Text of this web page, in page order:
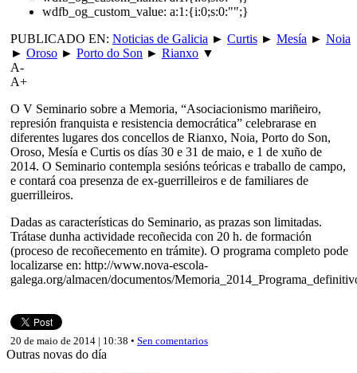
wdfb_og_custom_value: a:1:{i:0;s:0:"";}
PUBLICADO EN: Noticias de Galicia ► Curtis ► Mesía ► Noia
► Oroso ► Porto do Son ► Rianxo ▼
A-
A+
O V Seminario sobre a Memoria, “Asociacionismo mariñeiro,
represión franquista e resistencia democrática” celebrarase en
diferentes lugares dos concellos de Rianxo, Noia, Porto do Son,
Oroso, Mesía e Curtis os días 30 e 31 de maio, e 1 de xuño de
2014. O Seminario contempla sesións teóricas e traballo de campo,
e contará coa presenza de ex-guerrilleiros e de familiares de
guerrilleiros.
Dadas as características do Seminario, as prazas son limitadas.
Trátase dunha actividade recoñecida con 20 h. de formación
(proceso de recoñecemento en trámite). O programa completo pode
localizarse en: http://www.nova-escola-
galega.org/almacen/documentos/
20 de maio de 2014 | 10:38 • Sen comentarios
Outras novas do día